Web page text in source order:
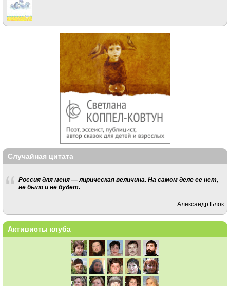
Случайная цитата
Россия для меня — лирическая величина. На самом деле ее нет,
не было и не будет.
Александр Блок
Активисты клуба